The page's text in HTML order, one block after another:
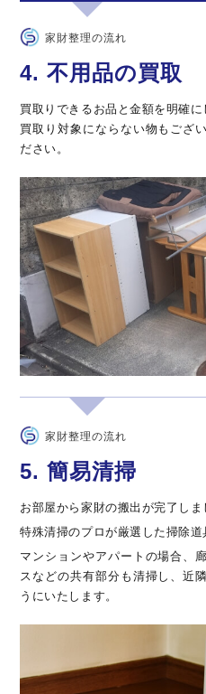
家財整理の流れ
4. 不用品の買取
買取りできるお品と金額を明確に
買取り対象にならない物もござ
ださい。
家財整理の流れ
5. 簡易清掃
お部屋から家財の搬出が完了しま
特殊清掃のプロが厳選した掃除道
マンションやアパートの場合、
スなどの共有部分も清掃し、近
うにいたします。